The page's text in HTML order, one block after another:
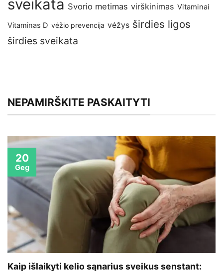
sveikata Svorio metimas virškinimas Vitaminai
Vitaminas D vėžio prevencija vėžys širdies ligos
širdies sveikata
NEPAMIRŠKITE PASKAITYTI
Kaip išlaikyti kelio sąnarius sveikus senstant:
20
Geg